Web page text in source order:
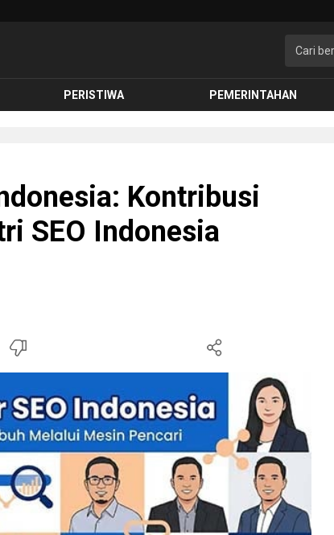
PERISTIWA PEMERINTAHAN
Kontribusi
SEO Indonesia